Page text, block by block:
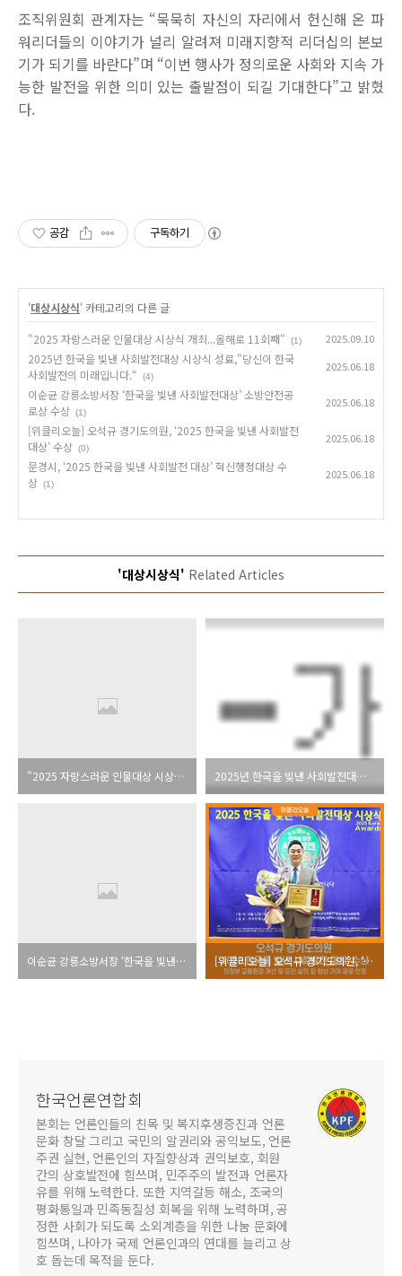
조직위원회 관계자는 “묵묵히 자신의 자리에서 헌신해 온 파
워리더들의 이야기가 널리 알려져 미래지향적 리더십의 본보
기가 되기를 바란다”며 “이번 행사가 정의로운 사회와 지속 가
능한 발전을 위한 의미 있는 출발점이 되길 기대한다”고 밝혔
다.
공감 구독하기
'대상시상식' 카테고리의 다른 글
"2025 자랑스러운 인물대상 시상식 개최...올해로 11회째" (1) 2025.09.10
2025년 한국을 빛낸 사회발전대상 시상식 성료,"당신이 한국
사회발전의 미래입니다.“
(4)
2025.06.18
이순균 강릉소방서장 ‘한국을 빛낸 사회발전대상’ 소방안전공
로상 수상 (1)
2025.06.18
[위클리오늘] 오석규 경기도의원, ‘2025 한국을 빛낸 사회발전
대상’ 수상 (0)
2025.06.18
문경시, ‘2025 한국을 빛낸 사회발전 대상’ 혁신행정대상 수
상 (1)
2025.06.18
'대상시상식' Related Articles
"2025 자랑스러운 인물대상 시상식 개최...올해로 11회째" 2025년 한국을 빛낸 사회발전대상 시상식 성료,"당신이 한국 사회발전의 미래입니다.“
이순균 강릉소방서장 ‘한국을 빛낸 사회발전대상’ 소방안전공로상 수상 [위클리오늘] 오석규 경기도의원, ‘2025 한국을 빛낸 사회발전 대상’ 수상
한국언론연합회
본회는 언론인들의 친목 및 복지후생증진과 언론
문화 창달 그리고 국민의 알권리와 공익보도, 언론
주권 실현, 언론인의 자질향상과 권익보호, 회원
간의 상호발전에 힘쓰며, 민주주의 발전과 언론자
유를 위해 노력한다. 또한 지역갈등 해소, 조국의
평화통일과 민족동질성 회복을 위해 노력하며, 공
정한 사회가 되도록 소외계층을 위한 나눔 문화에
힘쓰며, 나아가 국제 언론인과의 연대를 늘리고 상
호 돕는데 목적을 둔다.